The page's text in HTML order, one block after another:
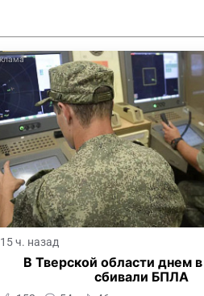
15 ч. назад
В Тверской области днем
сбивали БПЛА